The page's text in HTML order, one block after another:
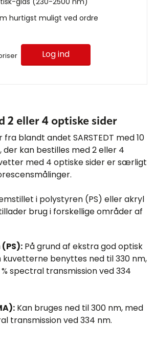
hurtigst muligt ved ordre
Log ind
2 eller 4 optiske sider
blandt andet SARSTEDT med 10
der kan bestilles med 2 eller 4
med 4 optiske sider er særligt
i polystyren (PS) eller akryl
brug i forskellige områder af
På grund af ekstra god optisk
kuvetterne benyttes ned til 330 nm,
spectral transmission ved 334
Kan bruges ned til 300 nm, med
transmission ved 334 nm.